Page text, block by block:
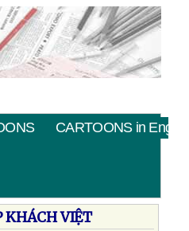
CARTOONS in English
KHÁCH VIỆT